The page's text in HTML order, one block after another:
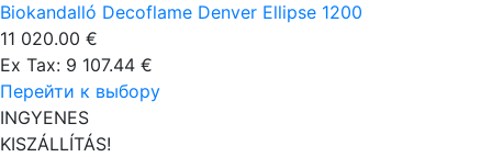
Biokandalló Decoflame Denver Ellipse 1200
11 020.00 €
Ex Tax: 9 107.44 €
Перейти к выбору
INGYENES
KISZÁLLÍTÁS!